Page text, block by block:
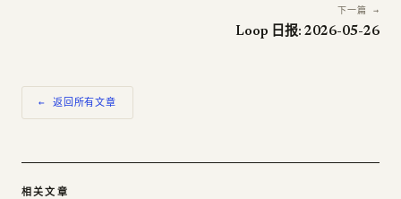
下一篇 →
Loop 日报: 2026-05-26
← 返回所有文章
相关文章